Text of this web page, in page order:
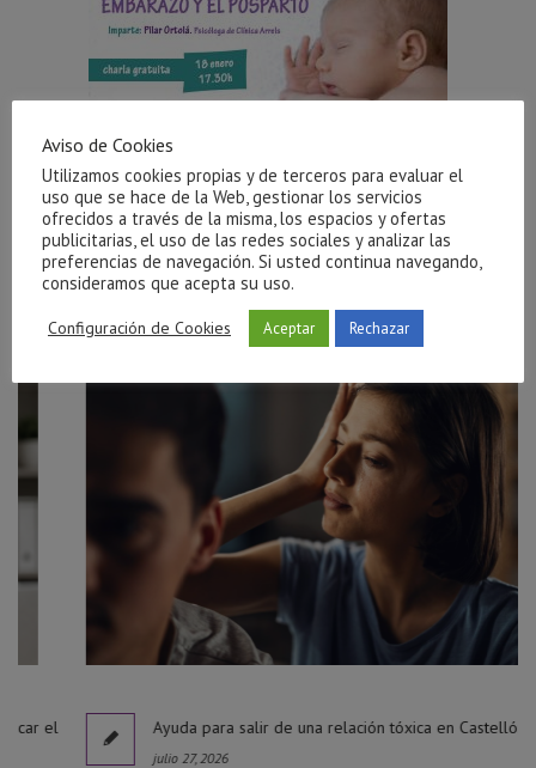
Publicaciones Relacionadas
Ayuda para salir de una relación tóxica en Castellón
julio 27, 2026
Aviso de Cookies
Utilizamos cookies propias y de terceros para evaluar el
uso que se hace de la Web, gestionar los servicios
ofrecidos a través de la misma, los espacios y ofertas
publicitarias, el uso de las redes sociales y analizar las
preferencias de navegación. Si usted continua navegando,
consideramos que acepta su uso.
Configuración de Cookies Aceptar Rechazar